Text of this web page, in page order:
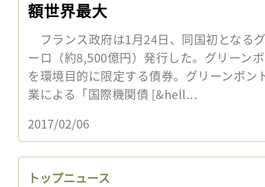
額世界最大
フランス政府は1月24日、同国初となる
ーロ（約8,500億円）発行した。グリーン
を環境目的に限定する債券。グリーンボン
業による「国際機関債 [&hell...
2017/02/06
トップニュース